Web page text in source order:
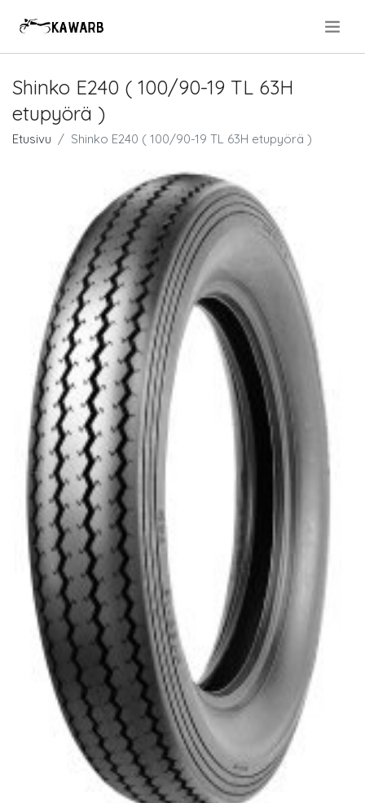
Shinko E240 ( 100/90-19 TL 63H
etupyörä )
Etusivu Shinko E240 ( 100/90-19 TL 63H etupyörä )